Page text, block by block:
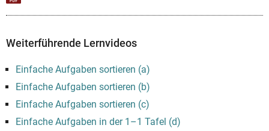
Weiterführende Lernvideos
Einfache Aufgaben sortieren (a)
Einfache Aufgaben sortieren (b)
Einfache Aufgaben sortieren (c)
Einfache Aufgaben in der 1–1 Tafel (d)